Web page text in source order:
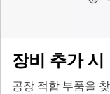
장비 추가 시
공장 적합 부품을